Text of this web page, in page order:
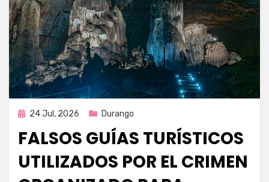
Publicada
24 Jul, 2026 Durango
FALSOS GUÍAS TURÍSTICOS
UTILIZADOS POR EL CRIMEN